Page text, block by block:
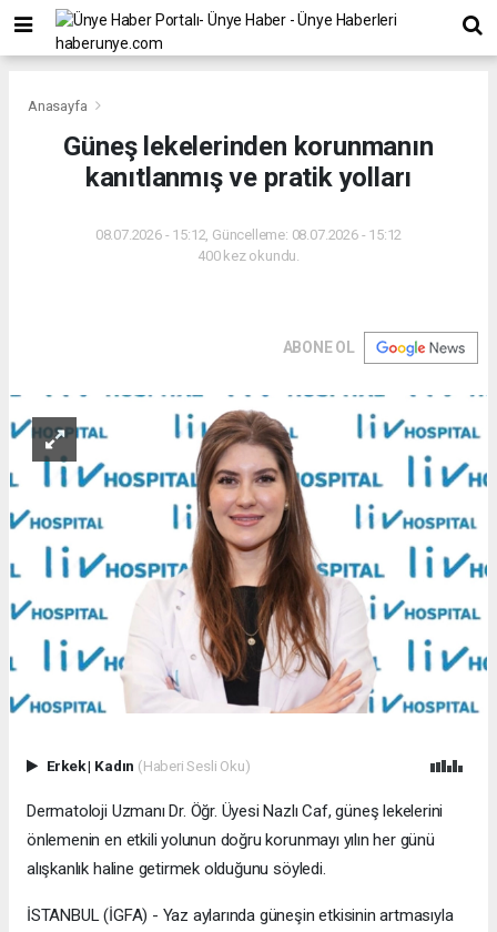
Anasayfa
Güneş lekelerinden korunmanın
kanıtlanmış ve pratik yolları
08.07.2026 - 15:12, Güncelleme: 08.07.2026 - 15:12
400 kez okundu.
ABONE OL
Erkek| Kadın (Haberi Sesli Oku)
Dermatoloji Uzmanı Dr. Öğr. Üyesi Nazlı Caf, güneş lekelerini
önlemenin en etkili yolunun doğru korunmayı yılın her günü
alışkanlık haline getirmek olduğunu söyledi.
İSTANBUL (İGFA) - Yaz aylarında güneşin etkisinin artmasıyla